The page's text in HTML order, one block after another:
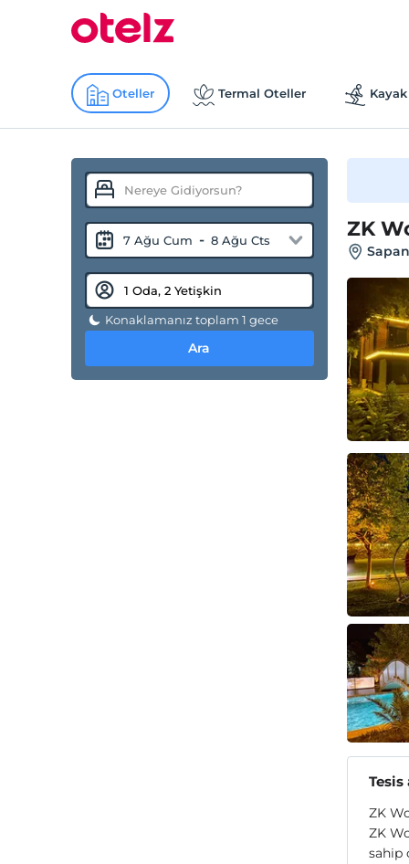
Oteller Termal Oteller
7 Ağu Cum - 8 Ağu Cts
Konaklamanız toplam 1 gece
Ara
ZK
Tesis
ZK
ZK
sahip